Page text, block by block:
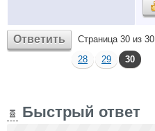
Ответить Страница 30 из 30
28
29 30
Быстрый ответ